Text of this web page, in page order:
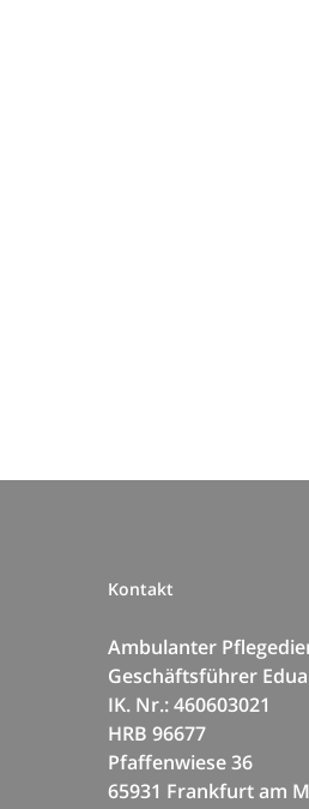
Kontakt
Ambulanter
Geschäftsführer
IK. Nr.: 460603021
HRB 96677
Pfaffenwiese 36
65931 Frankfurt am